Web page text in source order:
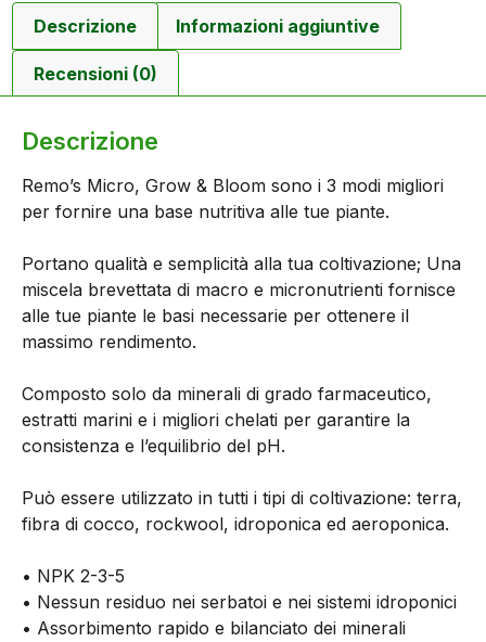
Descrizione Informazioni aggiuntive
Recensioni (0)
Descrizione
Remo’s Micro, Grow & Bloom sono i 3 modi migliori
per fornire una base nutritiva alle tue piante.
Portano qualità e semplicità alla tua coltivazione; Una
miscela brevettata di macro e micronutrienti fornisce
alle tue piante le basi necessarie per ottenere il
massimo rendimento.
Composto solo da minerali di grado farmaceutico,
estratti marini e i migliori chelati per garantire la
consistenza e l’equilibrio del pH.
Può essere utilizzato in tutti i tipi di coltivazione: terra,
fibra di cocco, rockwool, idroponica ed aeroponica.
• NPK 2-3-5
• Nessun residuo nei serbatoi e nei sistemi idroponici
• Assorbimento rapido e bilanciato dei minerali